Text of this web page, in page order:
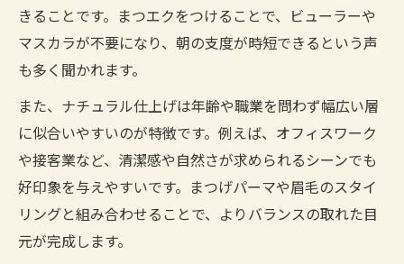
きることです。まつエクをつけることで、ビューラーや
マスカラが不要になり、朝の支度が時短できるという声
も多く聞かれます。
また、ナチュラル仕上げは年齢や職業を問わず幅広い層
に似合いやすいのが特徴です。例えば、オフィスワーク
や接客業など、清潔感や自然さが求められるシーンでも
好印象を与えやすいです。まつげパーマや眉毛のスタイ
リングと組み合わせることで、よりバランスの取れた目
元が完成します。